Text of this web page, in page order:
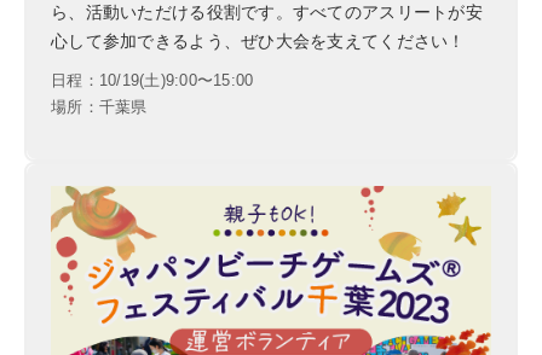
ら、活動いただける役割です。すべてのアスリートが安
心して参加できるよう、ぜひ大会を支えてください！
日程：10/19(土)9:00〜15:00
場所：千葉県